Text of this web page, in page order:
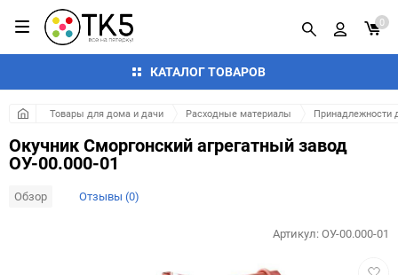
КАТАЛОГ ТОВАРОВ
0
Товары для дома и дачи Расходные материалы Принадлежности
Окучник Сморгонский агрегатный завод
ОУ-00.000-01
Обзор Отзывы (0)
Артикул:ОУ-00.000-01